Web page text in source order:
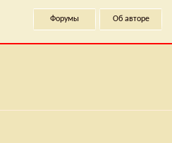
Форумы Об авторе